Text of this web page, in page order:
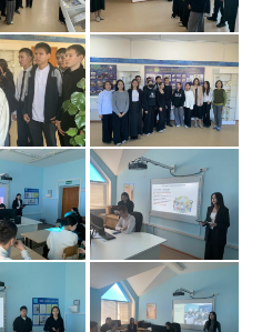
выпускников
дистанционные